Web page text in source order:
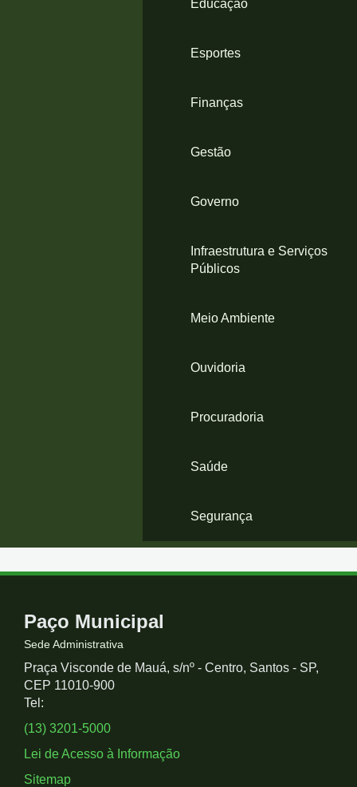
Educação
Esportes
Finanças
Gestão
Governo
Infraestrutura e Serviços
Públicos
Meio Ambiente
Ouvidoria
Procuradoria
Saúde
Segurança
Contato
e
Redes
Sociais
Paço Municipal
Sede Administrativa
Praça Visconde de Mauá, s/nº - Centro, Santos - SP,
CEP 11010-900
Tel:
(13) 3201-5000
Lei de Acesso à Informação
Sitemap